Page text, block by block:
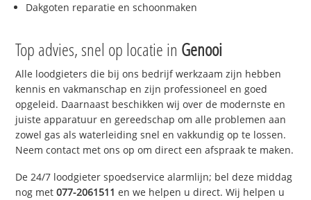
Dakgoten reparatie en schoonmaken
Top advies, snel op locatie in Genooi
Alle loodgieters die bij ons bedrijf werkzaam zijn hebben
kennis en vakmanschap en zijn professioneel en goed
opgeleid. Daarnaast beschikken wij over de modernste en
juiste apparatuur en gereedschap om alle problemen aan
zowel gas als waterleiding snel en vakkundig op te lossen.
Neem contact met ons op om direct een afspraak te maken.
De 24/7 loodgieter spoedservice alarmlijn; bel deze middag
nog met077-2061511 en we helpen u direct. Wij helpen u